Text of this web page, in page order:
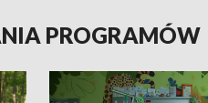
PROGRAMÓW